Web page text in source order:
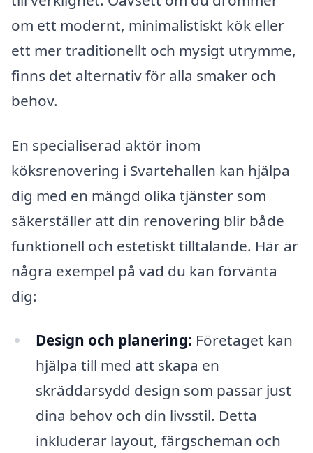
om ett modernt, minimalistiskt kök eller
ett mer traditionellt och mysigt utrymme,
finns det alternativ för alla smaker och
behov.
En specialiserad aktör inom
köksrenovering i Svartehallen kan hjälpa
dig med en mängd olika tjänster som
säkerställer att din renovering blir både
funktionell och estetiskt tilltalande. Här är
några exempel på vad du kan förvänta
dig:
Design och planering: Företaget kan
hjälpa till med att skapa en
skräddarsydd design som passar just
dina behov och din livsstil. Detta
inkluderar layout, färgscheman och